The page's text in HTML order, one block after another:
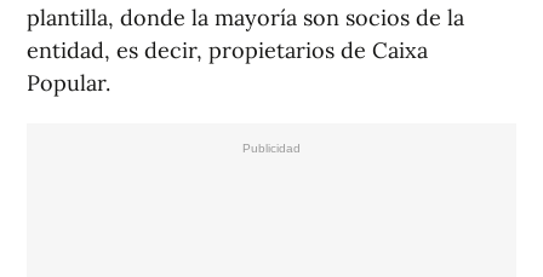
plantilla, donde la mayoría son socios de la
entidad, es decir, propietarios de Caixa
Popular.